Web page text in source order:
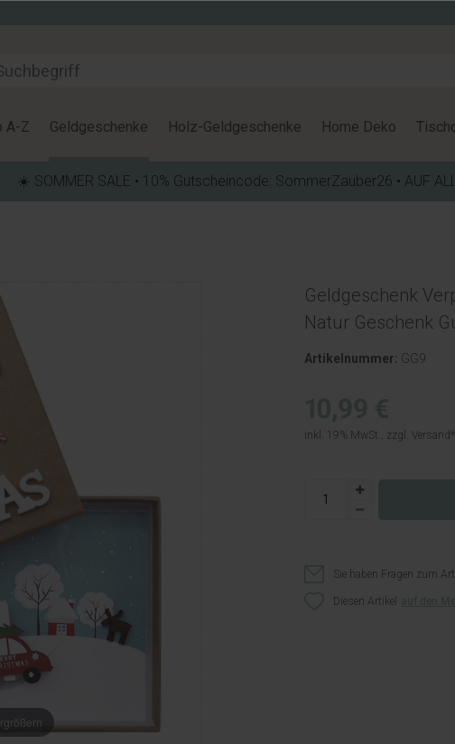
A-Z Geldgeschenke Holz-Geldgeschenke Home Deko
☀️ SOMMER SALE • 10% Gutscheincode: SommerZauber26 • AUF
Geldgeschenk
Natur Geschenk
Artikelnummer: GG9
inkl. 19% MwSt., zzgl. Versand
Sie haben Fragen zum
Diesen Artikel